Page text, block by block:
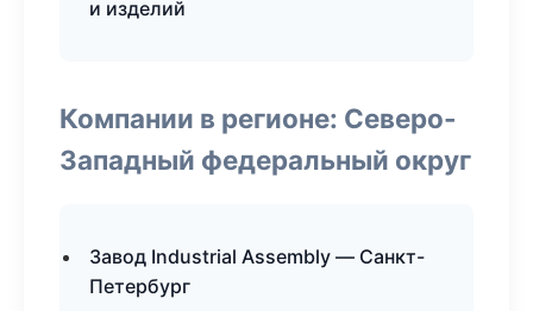
и изделий
Компании в регионе: Северо-
Западный федеральный округ
Завод Industrial Assembly — Санкт-
Петербург